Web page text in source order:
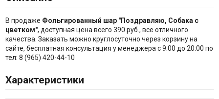
В продаже Фольгированный шар "Поздравляю, Собака с
цветком", доступная цена всего 390 руб., все отличного
качества. Заказать можно круглосуточно через корзину на
сайте, бесплатная консультация у менеджера с 9:00 до 20:00 по
тел: 8 (965) 420-44-10
Характеристики